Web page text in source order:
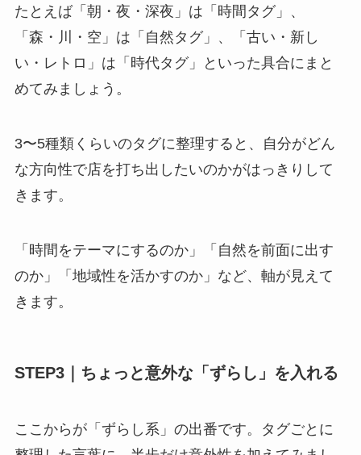
たとえば「朝・夜・深夜」は「時間タグ」、
「森・川・空」は「自然タグ」、「古い・新し
い・レトロ」は「時代タグ」といった具合にまと
めてみましょう。
3〜5種類くらいのタグに整理すると、自分がどん
な方向性で店を打ち出したいのかがはっきりして
きます。
「時間をテーマにするのか」「自然を前面に出す
のか」「地域性を活かすのか」など、軸が見えて
きます。
STEP3｜ちょっと意外な「ずらし」を入れる
ここからが「ずらし系」の出番です。タグごとに